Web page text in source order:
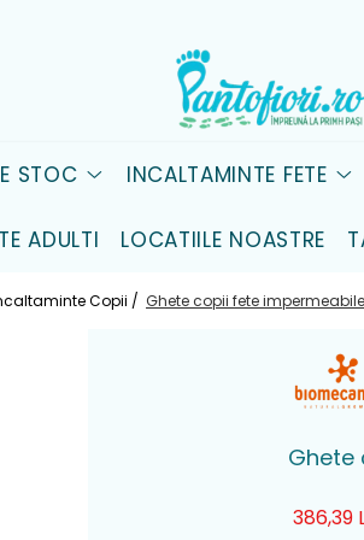
STOC INCALTAMINTE FETE
ADULTI LOCATIILE NOASTRE
Copii / Ghete copii fete
Ghete
386,39